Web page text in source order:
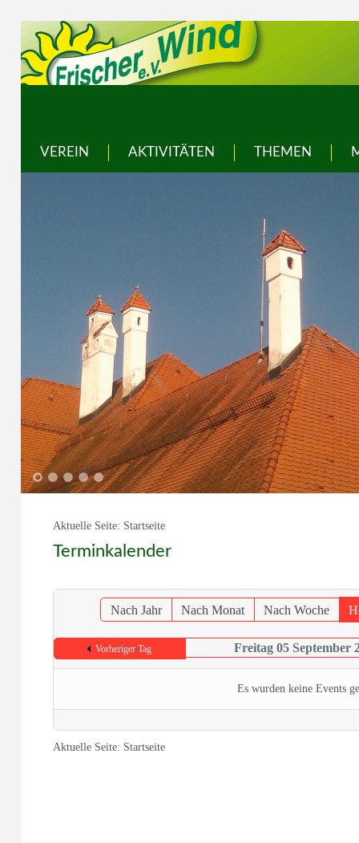
VEREIN AKTIVITÄTEN THEMEN
1 2 3 4 5
Aktuelle Seite: Startseite
Terminkalender
Nach Jahr Nach Monat Nach Woche
Vorheriger Tag Freitag 05 September
Es wurden keine Events
Aktuelle Seite: Startseite